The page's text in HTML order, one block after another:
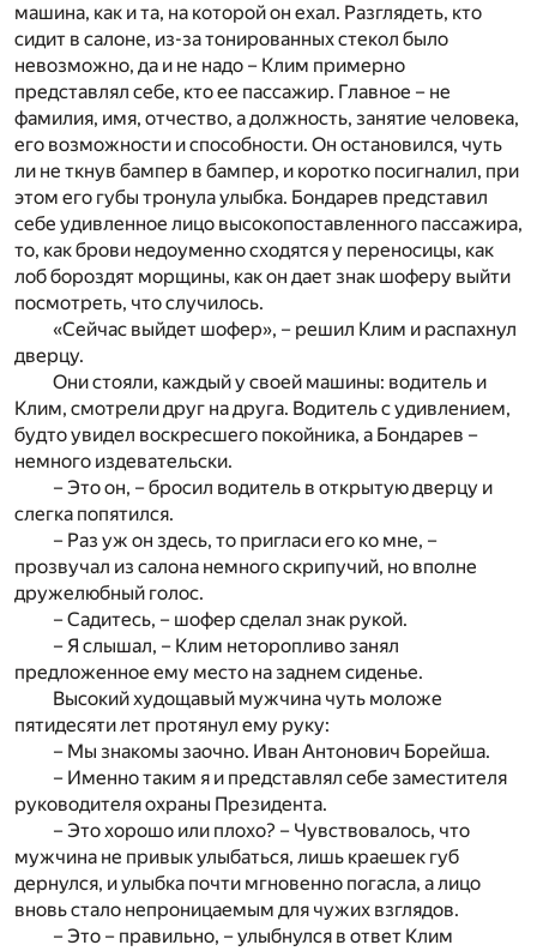
машина, как и та, на которой он ехал. Разглядеть, кто
сидит в салоне, из-за тонированных стекол было
невозможно, да и не надо – Клим примерно
представлял себе, кто ее пассажир. Главное – не
фамилия, имя, отчество, а должность, занятие человека,
его возможности и способности. Он остановился, чуть
ли не ткнув бампер в бампер, и коротко посигналил, при
этом его губы тронула улыбка. Бондарев представил
себе удивленное лицо высокопоставленного пассажира,
то, как брови недоуменно сходятся у переносицы, как
лоб бороздят морщины, как он дает знак шоферу выйти
посмотреть, что случилось.
«Сейчас выйдет шофер», – решил Клим и распахнул
дверцу.
Они стояли, каждый у своей машины: водитель и
Клим, смотрели друг на друга. Водитель с удивлением,
будто увидел воскресшего покойника, а Бондарев –
немного издевательски.
– Это он, – бросил водитель в открытую дверцу и
слегка попятился.
– Раз уж он здесь, то пригласи его ко мне, –
прозвучал из салона немного скрипучий, но вполне
дружелюбный голос.
– Садитесь, – шофер сделал знак рукой.
– Я слышал, – Клим неторопливо занял
предложенное ему место на заднем сиденье.
Высокий худощавый мужчина чуть моложе
пятидесяти лет протянул ему руку:
– Мы знакомы заочно. Иван Антонович Борейша.
– Именно таким я и представлял себе заместителя
руководителя охраны Президента.
– Это хорошо или плохо? – Чувствовалось, что
мужчина не привык улыбаться, лишь краешек губ
дернулся, и улыбка почти мгновенно погасла, а лицо
вновь стало непроницаемым для чужих взглядов.
– Это – правильно, – улыбнулся в ответ Клим